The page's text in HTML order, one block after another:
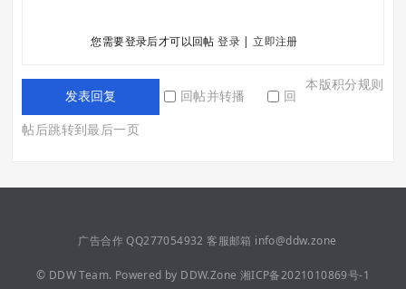
您需要登录后才可以回帖登录|立即注册
本版积分规则
发表回复 回帖并转播
回
帖后跳转到最后一页
广告合作 QQ277054932 客服邮箱 info@ddw.zone
© DDW Team. Powered by DDW.Zone 湘ICP备2021010869号-1